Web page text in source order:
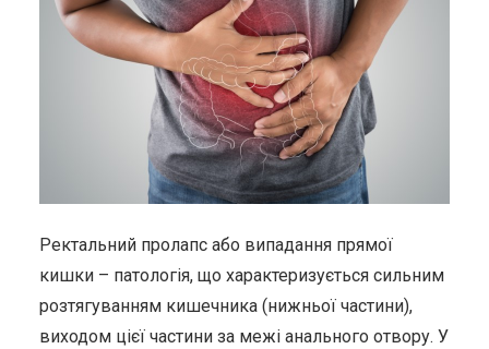
Ректальний пролапс або випадання прямої
кишки – патологія, що характеризується сильним
розтягуванням кишечника (нижньої частини),
виходом цієї частини за межі анального отвору. У